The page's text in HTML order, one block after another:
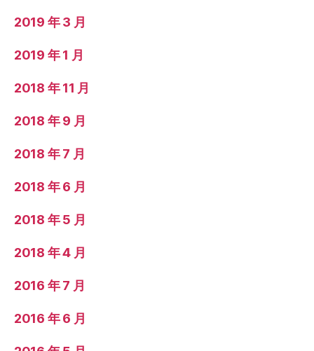
2019 年 3 月
2019 年 1 月
2018 年 11 月
2018 年 9 月
2018 年 7 月
2018 年 6 月
2018 年 5 月
2018 年 4 月
2016 年 7 月
2016 年 6 月